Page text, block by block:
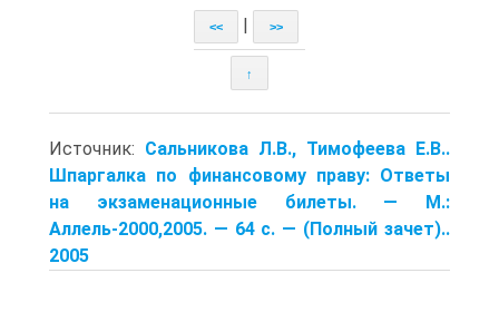
<< >>
↑
Источник: Сальникова Л.В., Тимофеева Е.В..
Шпаргалка по финансовому праву: Ответы
на экзаменационные билеты. — М.:
Аллель-2000,2005. — 64 с. — (Полный зачет)..
2005